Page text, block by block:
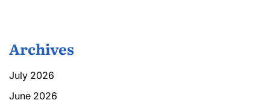
Archives
July 2026
June 2026